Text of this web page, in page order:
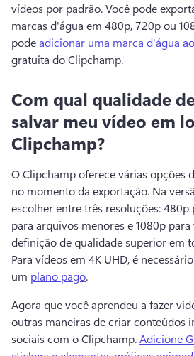
vídeos por padrão. Você pode
marcas d'água em 480p, 720p ou
pode adicionar uma marca d'água
gratuita do Clipchamp.
Com qual qualidade
salvar meu vídeo em
Clipchamp?
O Clipchamp oferece várias opções
no momento da exportação. Na
escolher entre três resoluções: 480p
para arquivos menores e 1080p
Para vídeos em 4K UHD, é
um plano pago.
Agora que você aprendeu a fazer
outras maneiras de criar conteúdos
sociais com o Clipchamp. Adicione